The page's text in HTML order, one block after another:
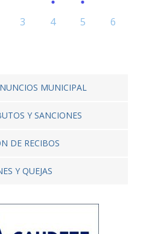
3 4 5 6
MUNICIPAL
Y SANCIONES
DE RECIBOS
Y QUEJAS